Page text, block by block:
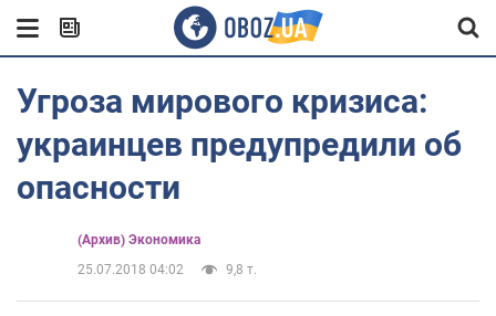
Угроза мирового кризиса:
украинцев предупредили об
опасности
(Архив) Экономика
25.07.2018 04:02
9,8 т.